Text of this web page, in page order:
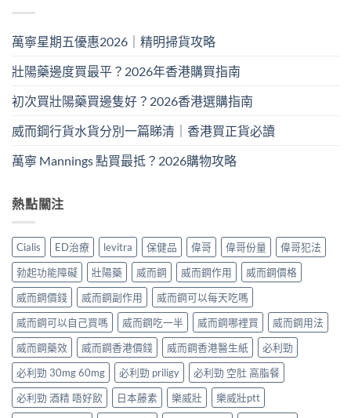
萬寧星期五優惠2026｜精明掃貨攻略
壯陽藥邊度買最平？2026年香港購買指南
初次買壯陽藥買邊隻好？2026香港選購指南
威而鋼行貨水貨分別一篇睇清｜香港買正貨必讀
萬寧 Mannings 點買最抵？2026購物攻略
熱點關注
Cialis ED治療 levitra 保健品 偉哥 偉哥份量
偉哥犯法
勃起功能障礙
壯陽藥 威而鋼 威而鋼作用
威而鋼價格
威而鋼價錢
威而鋼副作用
威而鋼可以每天吃嗎
威而鋼可以自己買嗎
威而鋼吃一半 威而鋼哪裡買
威而鋼用法
威而鋼藥效
威而鋼香港價錢 威而鋼香港醫生紙
必利勁
必利勁 30mg 60mg
必利勁 priligy
必利勁 空肚 高脂餐
必利勁 酒精 唔好飲
日本藤素 樂威壯
樂威壯ptt